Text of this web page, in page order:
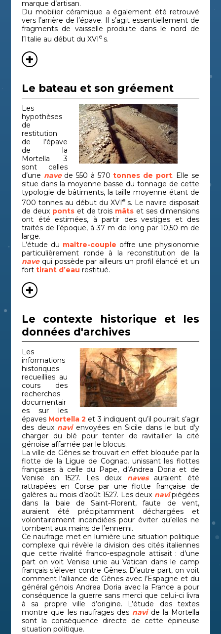
marque d’artisan.
Du mobilier céramique a également été retrouvé
vers l’arrière de l’épave. Il s’agit essentiellement de
fragments de vaisselle produite dans le nord de
l’Italie au début du XVIe s.
Le bateau et son gréement
Les
hypothèses
de
restitution
de l’épave
de la
Mortella 3
sont celles
d’une nave de 550 à 570tonnes de port. Elle se
situe dans la moyenne basse du tonnage de cette
typologie de bâtiments, la taille moyenne étant de
700 tonnes au début du XVIe s. Le navire disposait
de deux ponts et de trois mâts et ses dimensions
ont été estimées, à partir des vestiges et des
traités de l’époque, à 37 m de long par 10,50 m de
large.
L’étude du maître-couple offre une physionomie
particulièrement ronde à la reconstitution de la
nave qui possède par ailleurs un profil élancé et un
fort tirant d’eau restitué.
Le contexte historique et les
données d'archives
Les
informations
historiques
recueillies au
cours des
recherches
documentair
es sur les
épaves Mortella 2 et 3 indiquent qu’il pourrait s’agir
des deux navi envoyées en Sicile dans le but d’y
charger du blé pour tenter de ravitailler la cité
génoise affamée par le blocus.
La ville de Gênes se trouvait en effet bloquée par la
flotte de la Ligue de Cognac, unissant les flottes
françaises à celle du Pape, d’Andrea Doria et de
Venise en 1527. Les deux naves
auraient été
rattrapées en Corse par une flotte française de
galères au mois d’août 1527. Les deux navi piégées
dans la baie de Saint-Florent, faute de vent,
auraient été précipitamment déchargées et
volontairement incendiées pour éviter qu’elles ne
tombent aux mains de l’ennemi.
Ce naufrage met en lumière une situation politique
complexe qui révèle la division des cités italiennes
que cette rivalité franco-espagnole attisait : d’une
part on voit Venise unie au Vatican dans le camp
français s’élever contre Gênes. D’autre part, on voit
comment l’alliance de Gênes avec l’Espagne et du
général génois Andrea Doria avec la France a pour
conséquence la guerre sans merci que celui-ci livra
à sa propre ville d’origine. L’étude des textes
montre que les naufrages des navi de la Mortella
sont la conséquence directe de cette épineuse
situation politique.